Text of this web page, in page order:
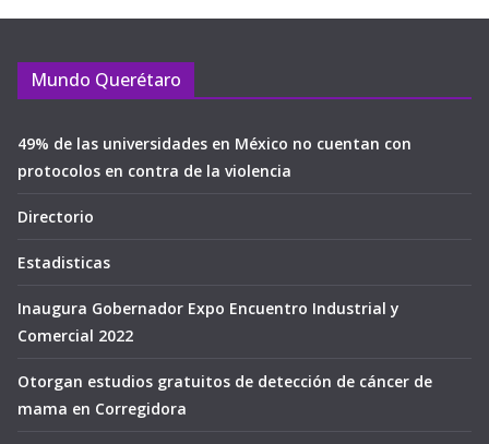
Mundo Querétaro
49% de las universidades en México no cuentan con
protocolos en contra de la violencia
Directorio
Estadisticas
Inaugura Gobernador Expo Encuentro Industrial y
Comercial 2022
Otorgan estudios gratuitos de detección de cáncer de
mama en Corregidora